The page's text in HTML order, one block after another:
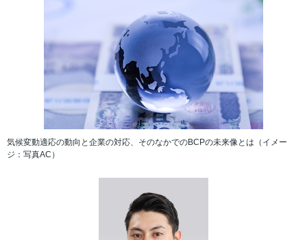
気候変動適応の動向と企業の対応、そのなかでのBCPの未来像とは（イメー
ジ：写真AC）